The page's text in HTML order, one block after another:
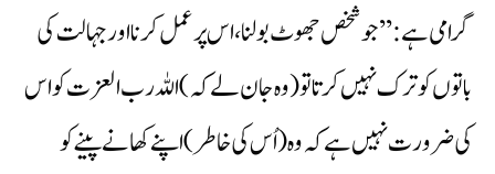
گرامی ہے: ’’جو شخص جھوٹ بولنا، اس پر عمل کرنا اور جہالت کی
باتوں کو ترک نہیں کرتا تو (وہ جان لے کہ) اللہ رب العزت کو اس
کی ضرورت نہیں ہے کہ وہ (اُس کی خاطر) اپنے کھانے پینے کو